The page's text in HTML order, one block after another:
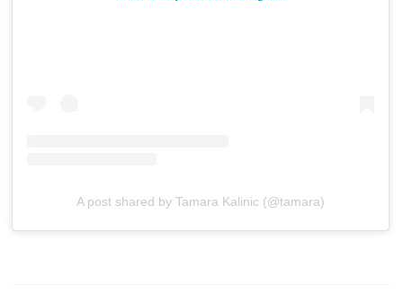
A post shared by Tamara Kalinic (@tamara)